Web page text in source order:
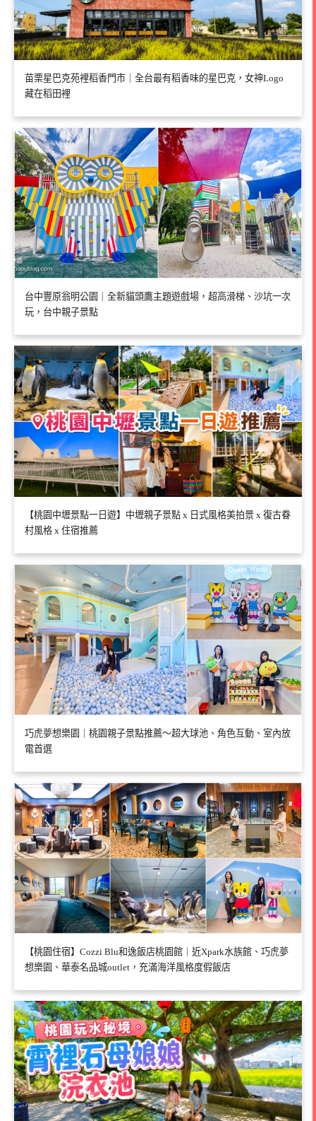
苗栗星巴克苑裡稻香門市｜全台最有稻香味的星巴克，女神Logo
藏在稻田裡
台中豐原翁明公園｜全新貓頭鷹主題遊戲場，超高滑梯、沙坑一次
玩，台中親子景點
【桃園中壢景點一日遊】中壢親子景點 x 日式風格美拍景 x 復古眷
村風格 x 住宿推薦
巧虎夢想樂園｜桃園親子景點推薦～超大球池、角色互動、室內放
電首選
【桃園住宿】Cozzi Blu和逸飯店桃園館｜近Xpark水族館、巧虎夢
想樂園、華泰名品城outlet，充滿海洋風格度假飯店